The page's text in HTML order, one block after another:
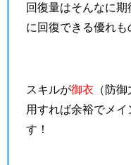
回復量はそんなに
に回復できる優れも
スキルが御衣 （防
用すれば余裕でメ
す！